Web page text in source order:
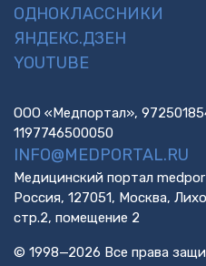
ОДНОКЛАССНИКИ
ЯНДЕКС.ДЗЕН
YOUTUBE
ООО «Медпортал»,
1197746500050
INFO@MEDPORTAL.RU
Медицинский портал
Россия, 127051, Москва,
стр.2, помещение 2
© 1998—2026 Все права